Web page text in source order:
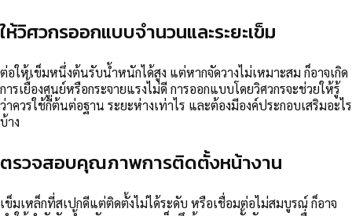
ให้วิศวกรออกแบบจำนวนและระยะเข็ม
ต่อให้เข็มหนึ่งต้นรับน้ำหนักได้สูง แต่หากจัดวางไม่เหมาะสม ก็อาจเกิด
การเยื้องศูนย์หรือกระจายแรงไม่ดี การออกแบบโดยวิศวกรจะช่วยให้รู้
ว่าควรใช้กี่ต้นต่อฐาน ระยะห่างเท่าไร และต้องมีองค์ประกอบเสริมอะไร
บ้าง
ตรวจสอบคุณภาพการติดตั้งหน้างาน
เข็มเหล็กที่สเปกดีแต่ติดตั้งไม่ได้ระดับ หรือเชื่อมต่อไม่สมบูรณ์ ก็อาจ